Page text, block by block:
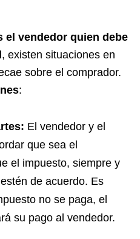
el vendedor quien debe
, existen situaciones en
sobre el comprador.
:
El vendedor y el
que sea el
el impuesto, siempre y
de acuerdo. Es
no se paga, el
su pago al vendedor.